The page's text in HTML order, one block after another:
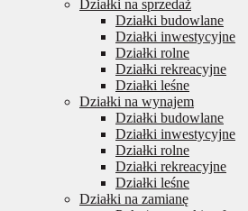
Działki na sprzedaż
Działki budowlane
Działki inwestycyjne
Działki rolne
Działki rekreacyjne
Działki leśne
Działki na wynajem
Działki budowlane
Działki inwestycyjne
Działki rolne
Działki rekreacyjne
Działki leśne
Działki na zamianę